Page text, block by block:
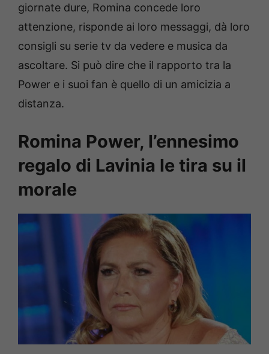
giornate dure, Romina concede loro
attenzione, risponde ai loro messaggi, dà loro
consigli su serie tv da vedere e musica da
ascoltare. Si può dire che il rapporto tra la
Power e i suoi fan è quello di un amicizia a
distanza.
Romina Power, l’ennesimo
regalo di Lavinia le tira su il
morale